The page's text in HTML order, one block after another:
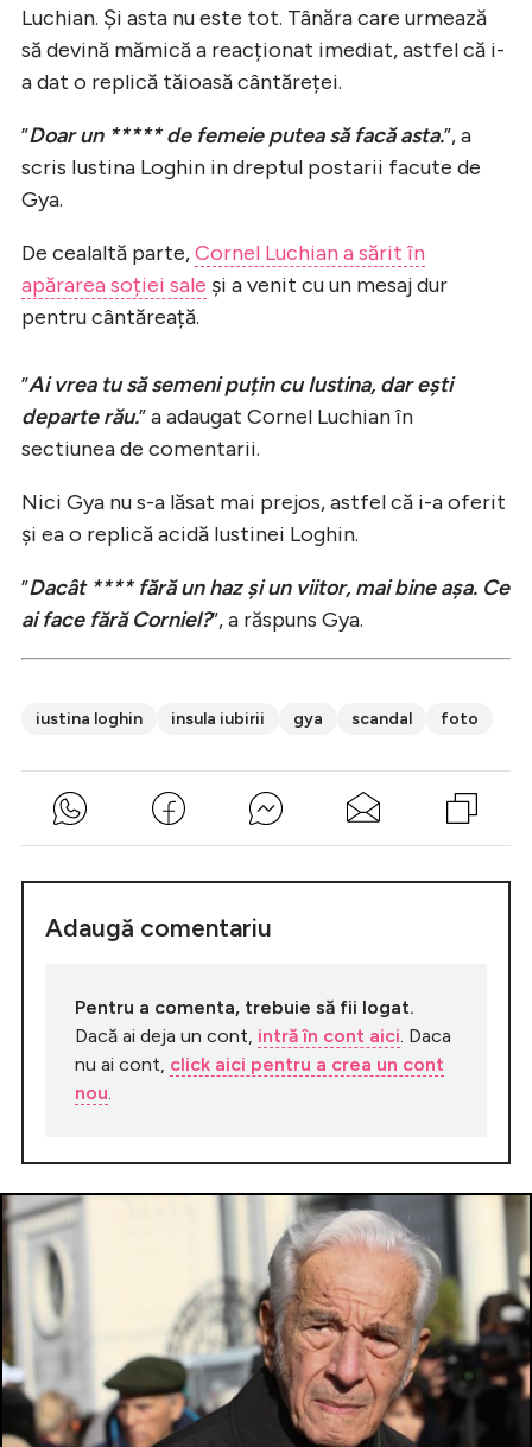
Luchian. Și asta nu este tot. Tânăra care urmează
să devină mămică a reacționat imediat, astfel că i-
a dat o replică tăioasă cântăreței.
”Doar un ***** de femeie putea să facă asta.”, a
scris Iustina Loghin in dreptul postarii facute de
Gya.
De cealaltă parte,Cornel Luchian a sărit în
apărarea soției sale și a venit cu un mesaj dur
pentru cântăreață.
”Ai vrea tu să semeni puțin cu Iustina, dar ești
departe rău.” a adaugat Cornel Luchian în
sectiunea de comentarii.
Nici Gya nu s-a lăsat mai prejos, astfel că i-a oferit
și ea o replică acidă Iustinei Loghin.
”Dacât **** fără un haz și un viitor, mai bine așa. Ce
ai face fără Corniel?”, a răspuns Gya.
iustina loghin insula iubirii gya scandal foto
Adaugă comentariu
Pentru a comenta, trebuie să fii logat.
Dacă ai deja un cont, intră în cont aici . Daca
nu ai cont, click aici pentru a crea un cont
nou